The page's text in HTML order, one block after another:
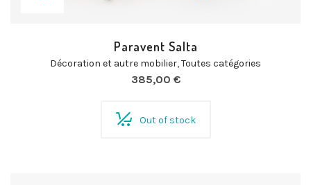
Paravent Salta
Décoration et autre mobilier,Toutes catégories
385,00 €
Out of stock